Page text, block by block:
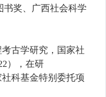
书奖、广西社会科学
古学研究，国家社
），在研
科基金特别委托项